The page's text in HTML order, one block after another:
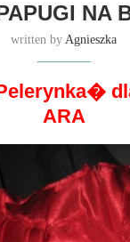
NA
written byAgnieszka
ARA